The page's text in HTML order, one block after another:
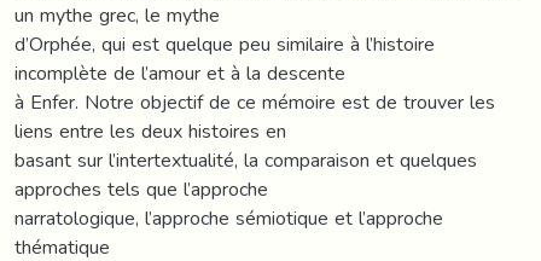
un mythe grec, le mythe
d’Orphée, qui est quelque peu similaire à l’histoire
incomplète de l’amour et à la descente
à Enfer. Notre objectif de ce mémoire est de trouver les
liens entre les deux histoires en
basant sur l’intertextualité, la comparaison et quelques
approches tels que l’approche
narratologique, l’approche sémiotique et l’approche
thématique